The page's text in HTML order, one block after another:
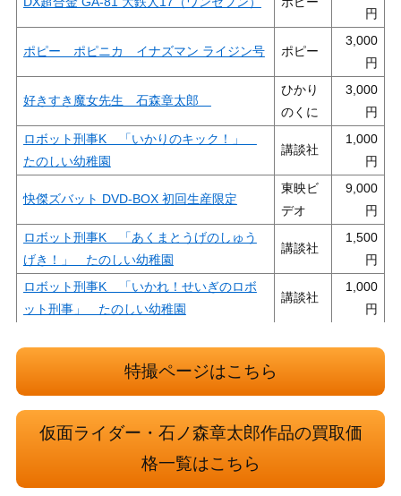
ポピー ポピニカ イナズマン ライジン号 ポピー
3,000
好きすき魔女先生 石森章太郎
ひかり
のくに
3,000
ロボット刑事K 「いかりのキック！」
たのしい幼稚園
講談社
1,000
快傑ズバット DVD-BOX 初回生産限定
東映ビ
デオ
9,000
ロボット刑事K 「あくまとうげのしゅう
げき！」 たのしい幼稚園
講談社
1,500
ロボット刑事K 「いかれ！せいぎのロボ
ット刑事」 たのしい幼稚園
講談社
1,000
ビ 未開封
ク
人造人間 キカイダー DVD-BOX 初回生産限
東映ビ
7,000
イナズマン大全 帯付き
特撮ページはこちら
仮面ライダー・石ノ森章太郎作品の買取価
格一覧はこちら